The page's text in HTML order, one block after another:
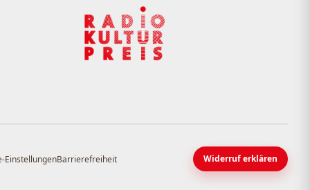
EinstellungenBarrierefreiheit Widerruf erklären